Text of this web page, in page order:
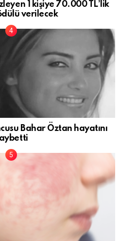
1 kişiye 70.000 TL’lik
verilecek
Bahar Öztan hayatını